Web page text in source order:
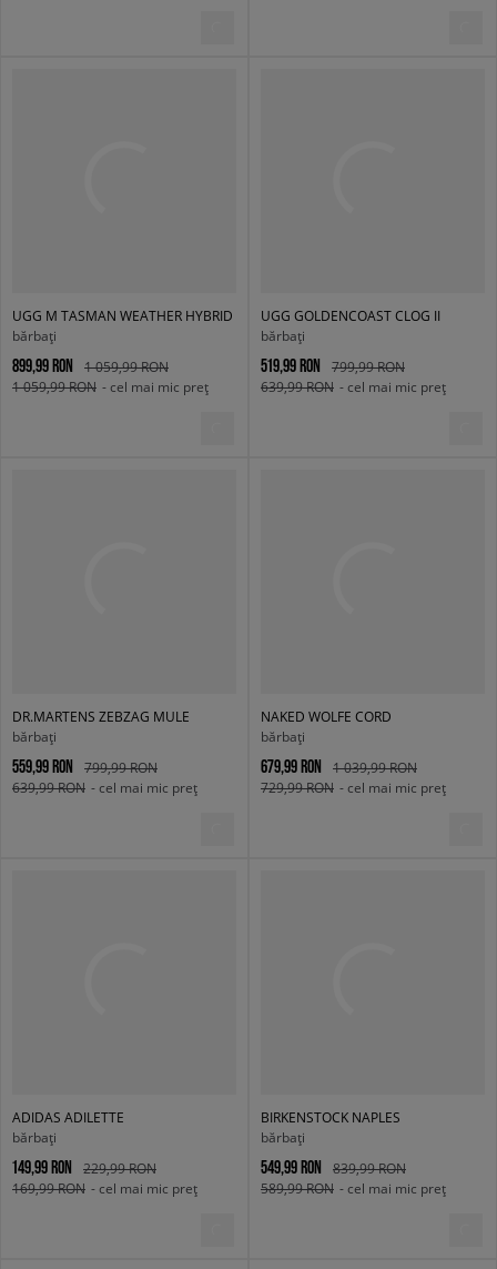
UGG M TASMAN WEATHER HYBRID
bărbați
899,99 RON
1 059,99 RON
1 059,99 RON - cel mai mic preț
UGG GOLDENCOAST CLOG II
bărbați
519,99 RON
799,99 RON
639,99 RON - cel mai mic preț
DR.MARTENS ZEBZAG MULE
bărbați
559,99 RON
799,99 RON
639,99 RON - cel mai mic preț
NAKED WOLFE CORD
bărbați
679,99 RON
1 039,99 RON
729,99 RON - cel mai mic preț
ADIDAS ADILETTE
bărbați
149,99 RON
229,99 RON
169,99 RON - cel mai mic preț
BIRKENSTOCK NAPLES
bărbați
549,99 RON
839,99 RON
589,99 RON - cel mai mic preț